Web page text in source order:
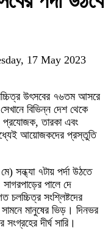
17 May 2023
উৎসবের ৭৬তম আসরে
বিভিন্ন দেশ থেকে
প্রযোজক, তারকা এবং
আয়োজকদের প্রস্তুতি
সন্ধ্যা ৭টায় পর্দা উঠতে
পালে দে
চলচ্চিত্র সংশ্লিষ্টদের
মানুষের ভিড়। দিনভর
দীর্ঘ সারি।